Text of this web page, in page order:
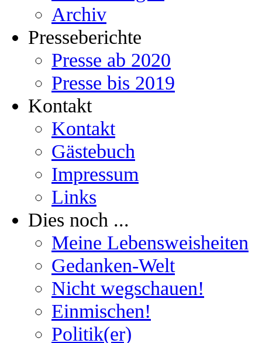
Archiv
Presseberichte
Presse ab 2020
Presse bis 2019
Kontakt
Kontakt
Gästebuch
Impressum
Links
Dies noch ...
Meine Lebensweisheiten
Gedanken-Welt
Nicht wegschauen!
Einmischen!
Politik(er)